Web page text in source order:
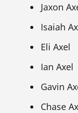
Jaxon
Isaiah
Eli Axel
Ian Axel
Gavin
Chase